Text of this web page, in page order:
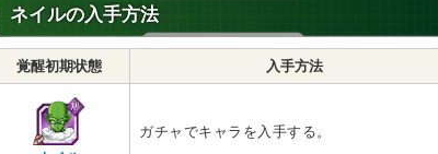
ネイルの入手方法
覚醒初期状態 入手方法
ガチャでキャラを入手する。